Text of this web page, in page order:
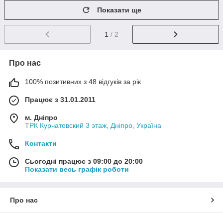
Показати ще
1 / 2
Про нас
100% позитивних з 48 відгуків за рік
Працює з 31.01.2011
м. Дніпро
ТРК Курчатовский 3 этаж, Дніпро, Україна
Контакти
Сьогодні працює з 09:00 до 20:00
Показати весь графік роботи
Про нас